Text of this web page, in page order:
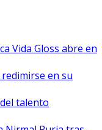
Vida Gloss abre en
en su
talento